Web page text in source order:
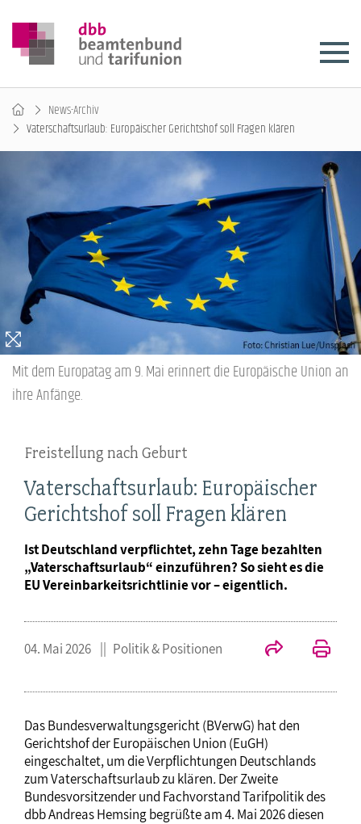
News-Archiv
Vaterschaftsurlaub: Europäischer Gerichtshof soll Fragen klären
Mit dem Europatag am 9. Mai erinnert die Europäische Union an
ihre Anfänge.
Freistellung nach Geburt
Vaterschaftsurlaub: Europäischer
Gerichtshof soll Fragen klären
Ist Deutschland verpflichtet, zehn Tage bezahlten
„Vaterschaftsurlaub“ einzuführen? So sieht es die
EU Vereinbarkeitsrichtlinie vor – eigentlich.
04. Mai 2026 Politik & Positionen
Das Bundesverwaltungsgericht (BVerwG) hat den
Gerichtshof der Europäischen Union (EuGH)
eingeschaltet, um die Verpflichtungen Deutschlands
zum Vaterschaftsurlaub zu klären. DerZweite
Bundesvorsitzender und Fachvorstand Tarifpolitik des
dbb Andreas Hemsing begrüßte am 4. Mai 2026 diesen